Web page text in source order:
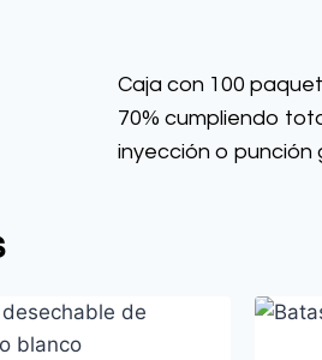
Caja con 100
70% cumpliendo
inyección o